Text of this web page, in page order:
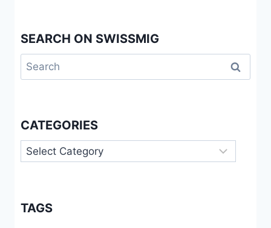
SEARCH ON SWISSMIG
Search
for:
CATEGORIES
Categories
TAGS